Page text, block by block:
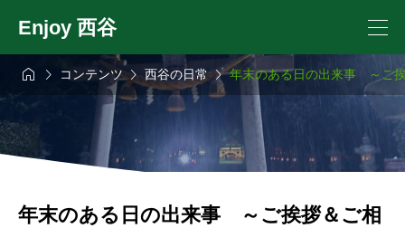
Enjoy 西谷
  コンテンツ西谷の日常年末のある日の出来事 ～ご
年末のある日の出来事 ～ご挨拶＆ご相